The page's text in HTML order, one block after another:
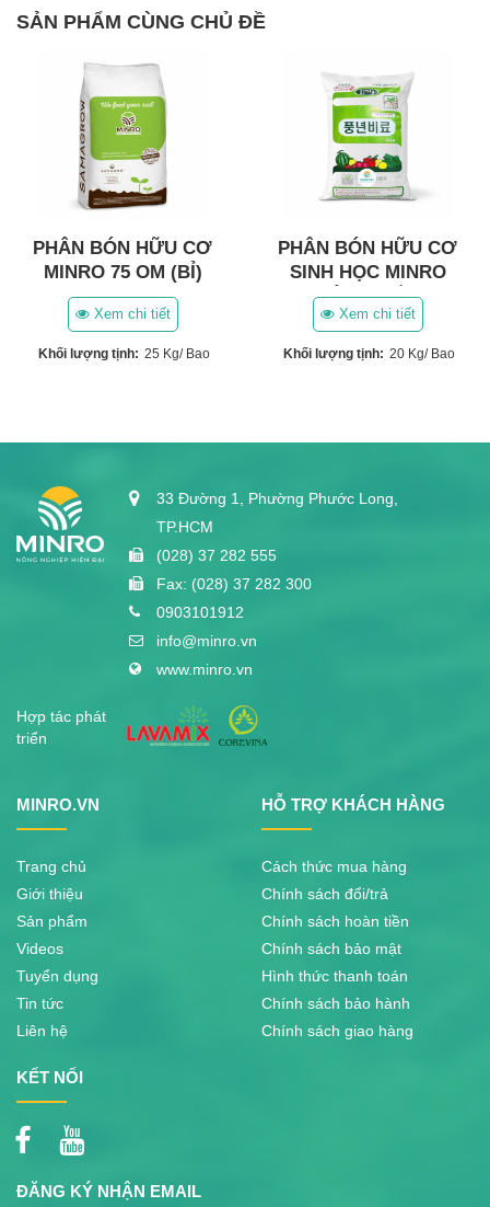
SẢN PHẨM CÙNG CHỦ ĐỀ
PHÂN BÓN HỮU CƠ
MINRO 75 OM (BỈ)
Xem chi tiết
Khối lượng tịnh: 25 Kg/ Bao
PHÂN BÓN HỮU CƠ
SINH HỌC MINRO
(HÀN QUỐC)
Xem chi tiết
Khối lượng tịnh: 20 Kg/ Bao
33 Đường 1, Phường Phước Long,
TP.HCM
(028) 37 282 555
Fax: (028) 37 282 300
0903101912
info@minro.vn
www.minro.vn
Hợp tác phát
triển
MINRO.VN
Trang chủ
Giới thiệu
Sản phẩm
Videos
Tuyển dụng
Tin tức
Liên hệ
HỖ TRỢ KHÁCH HÀNG
Cách thức mua hàng
Chính sách đổi/trả
Chính sách hoàn tiền
Chính sách bảo mật
Hình thức thanh toán
Chính sách bảo hành
Chính sách giao hàng
KẾT NỐI
ĐĂNG KÝ NHẬN EMAIL